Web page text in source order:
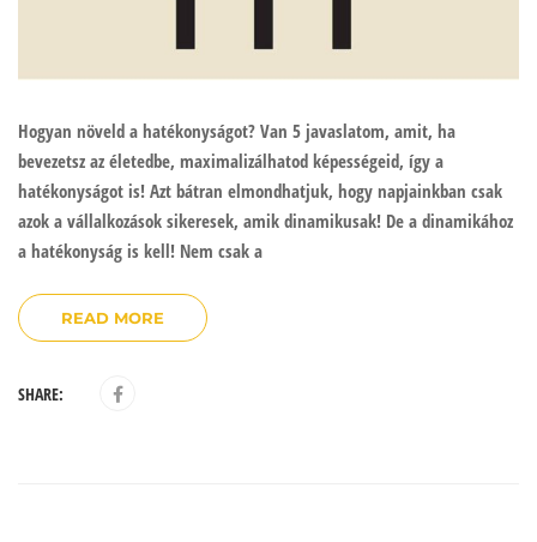
Hogyan növeld a hatékonyságot? Van 5 javaslatom, amit, ha
bevezetsz az életedbe, maximalizálhatod képességeid, így a
hatékonyságot is! Azt bátran elmondhatjuk, hogy napjainkban csak
azok a vállalkozások sikeresek, amik dinamikusak! De a dinamikához
a hatékonyság is kell! Nem csak a
READ MORE
SHARE: